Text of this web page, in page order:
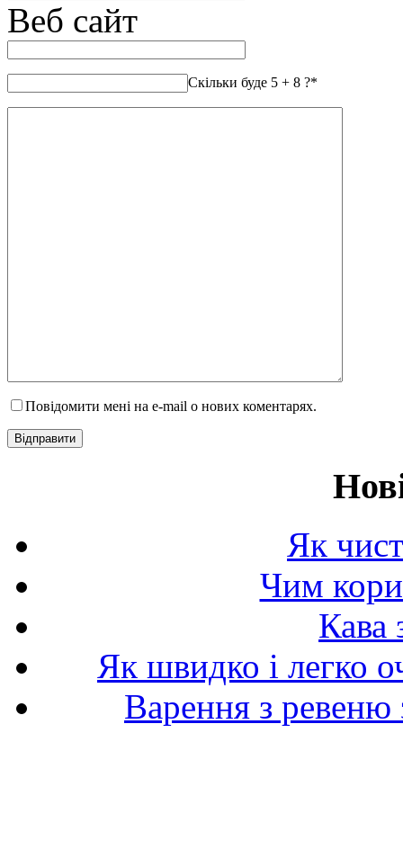
Веб сайт
Скільки буде 5 + 8 ?*
Повідомити мені на e-mail о нових коментарях.
Як
Чим
Кава
Як швидко і легко
Варення з ревеню